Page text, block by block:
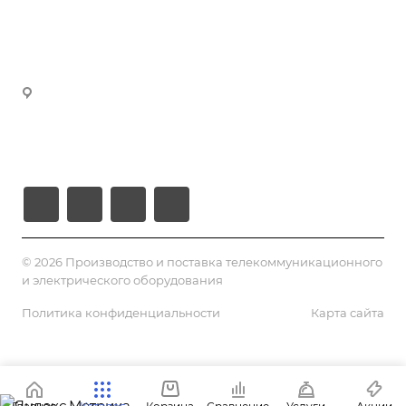
© 2026 Производство и поставка телекоммуникационного
и электрического оборудования
Политика конфиденциальности Карта сайта